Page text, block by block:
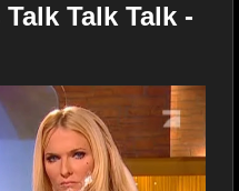
Talk Talk -